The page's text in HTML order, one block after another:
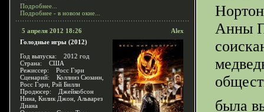
Подробнее...
Подробнее - в новом окне...
5 апреля 2012 18:26
Alex
Голодные игры (2012)
Год выпуска: 2012 год
Страна: США
Режиссер: Росс Гэри
Сценарий: Коллинз Сюзанн,
Росс Гэри, Рэй Билли
Продюсер: Джейкобсон
Нина, Килик Джон, Альварез
Диана
Анны
была